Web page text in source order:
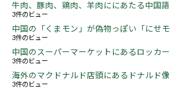
牛肉、豚肉、鶏肉、羊肉ににあたる中国
3件のビュー
中国の「くまモン」が偽物っぽい「にせ
3件のビュー
中国のスーパーマーケットにあるロッカ
3件のビュー
海外のマクドナルド店頭にあるドナルド
3件のビュー